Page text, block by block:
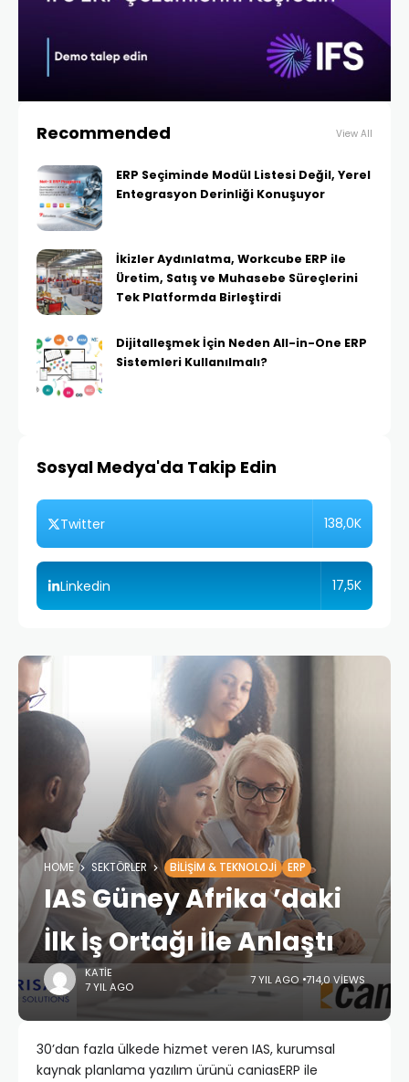
Recommended View All
ERP Seçiminde Modül Listesi Değil, Yerel
Entegrasyon Derinliği Konuşuyor
İkizler Aydınlatma, Workcube ERP ile
Üretim, Satış ve Muhasebe Süreçlerini
Tek Platformda Birleştirdi
Dijitalleşmek İçin Neden All-in-One ERP
Sistemleri Kullanılmalı?
Sosyal Medya'da Takip Edin
Twitter 138,0K
Linkedin 17,5K
HOME SEKTÖRLER BILIŞIM & TEKNOLOJI ERP
IAS Güney Afrika ’daki
İlk İş Ortağı İle Anlaştı
KATIE
7 YIL AGO
7 YIL AGO 714,0 VIEWS
30’dan fazla ülkede hizmet veren IAS, kurumsal
kaynak planlama yazılım ürünü caniasERP ile